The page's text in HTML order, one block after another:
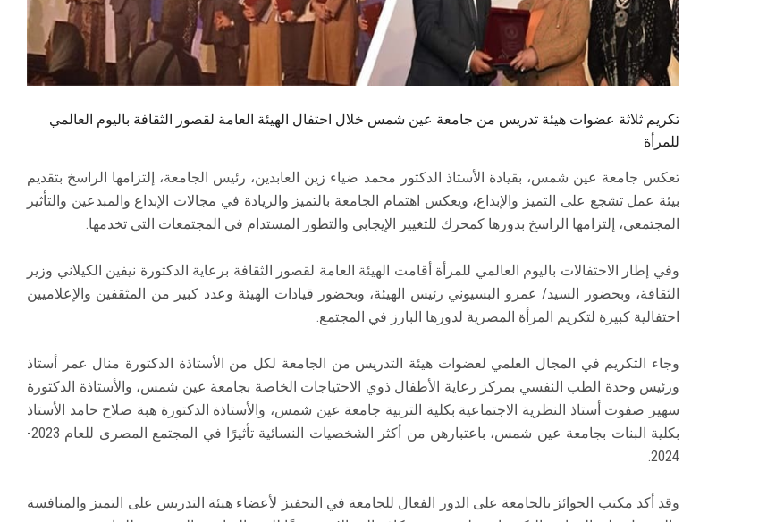
تكريم ثلاثة عضوات هيئة تدريس من جامعة عين شمس خلال احتفال الهيئة العامة لقصور الثقافة باليوم العالمي
للمرأة
تعكس جامعة عين شمس، بقيادة الأستاذ الدكتور محمد ضياء زين العابدين، رئيس الجامعة، إلتزامها الراسخ بتقديم
بيئة عمل تشجع على التميز والإبداع، ويعكس اهتمام الجامعة بالتميز والريادة في مجالات الإبداع والمبدعين والتأثير
المجتمعي، إلتزامها الراسخ بدورها كمحرك للتغيير الإيجابي والتطور المستدام في المجتمعات التي تخدمها.
وفي إطار الاحتفالات باليوم العالمي للمرأة أقامت الهيئة العامة لقصور الثقافة برعاية الدكتورة نيفين الكيلاني وزير
الثقافة، وبحضور السيد/ عمرو البسيوني رئيس الهيئة، وبحضور قيادات الهيئة وعدد كبير من المثقفين والإعلاميين
احتفالية كبيرة لتكريم المرأة المصرية لدورها البارز في المجتمع.
وجاء التكريم في المجال العلمي لعضوات هيئة التدريس من الجامعة لكل من الأستاذة الدكتورة منال عمر أستاذ
ورئيس وحدة الطب النفسي بمركز رعاية الأطفال ذوي الاحتياجات الخاصة بجامعة عين شمس، والأستاذة الدكتورة
سهير صفوت أستاذ النظرية الاجتماعية بكلية التربية جامعة عين شمس، والأستاذة الدكتورة هبة صلاح حامد الأستاذ
بكلية البنات بجامعة عين شمس، باعتبارهن من أكثر الشخصيات النسائية تأثيرًا في المجتمع المصرى للعام 2023-
2024.
وقد أكد مكتب الجوائز بالجامعة على الدور الفعال للجامعة في التحفيز لأعضاء هيئة التدريس على التميز والمنافسة